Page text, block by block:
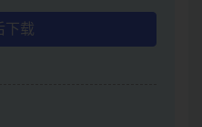
下载